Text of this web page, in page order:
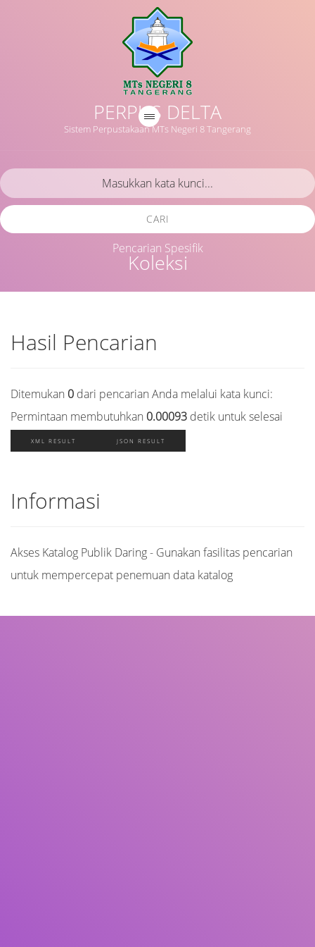
PERPUS DELTA
Sistem Perpustakaan MTs Negeri 8 Tangerang
Koleksi
CARI
Pencarian Spesifik
Hasil Pencarian
Ditemukan 0 dari pencarian Anda melalui kata kunci:
Permintaan membutuhkan 0.00093 detik untuk selesai
XML RESULT JSON RESULT
Informasi
Akses Katalog Publik Daring - Gunakan fasilitas pencarian
untuk mempercepat penemuan data katalog